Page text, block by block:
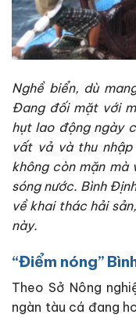
Nghề biển, dù
Đang đối mặt với
hụt lao động ngày
vất vả và thu nhập
không còn mặn mà
sóng nước. Bình
về khai thác hải
này.
“Điểm nóng”
Theo Sở Nông
ngàn tàu cá đang